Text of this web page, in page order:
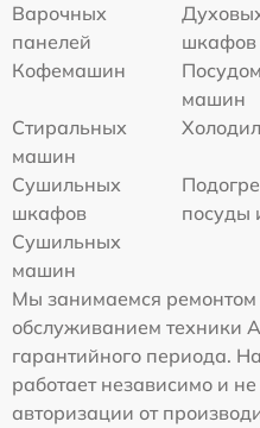
Варочных
панелей
шкафов
Кофемашин
машин
Стиральных
машин
Сушильных
шкафов
посуды
Сушильных
машин
Мы занимаемся ремонтом
обслуживанием техники
гарантийного периода.
работает независимо и
авторизации от